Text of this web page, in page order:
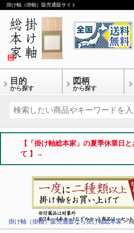
掛け軸（掛軸）販売通販サイト
目的
から探す
図柄
から探す
【「掛け軸総本家」の夏季休業日
て 】→
掛け軸（掛軸）販売通販なら掛け軸総本家>